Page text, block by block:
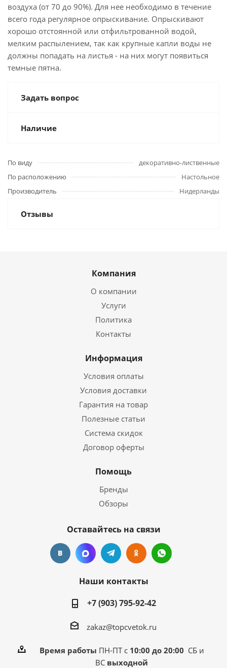
воздуха (от 70 до 90%). Для нее необходимо в течение
всего года регулярное опрыскивание. Опрыскивают
хорошо отстоянной или отфильтрованной водой,
мелким распылением, так как крупные капли воды не
должны попадать на листья - на них могут появиться
темные пятна.
Задать вопрос
Наличие
По виду
декоративно-лиственные
По расположению
Настольное
Производитель
Нидерланды
Отзывы
Компания
О компании
Услуги
Политика
Контакты
Информация
Условия оплаты
Условия доставки
Гарантия на товар
Полезные статьи
Система скидок
Договор оферты
Помощь
Бренды
Обзоры
Оставайтесь на связи
Наши контакты
+7 (903) 795-92-42
zakaz@topcvetok.ru
Время работы ПН-ПТ с 10:00 до 20:00 СБ и
ВС выходной